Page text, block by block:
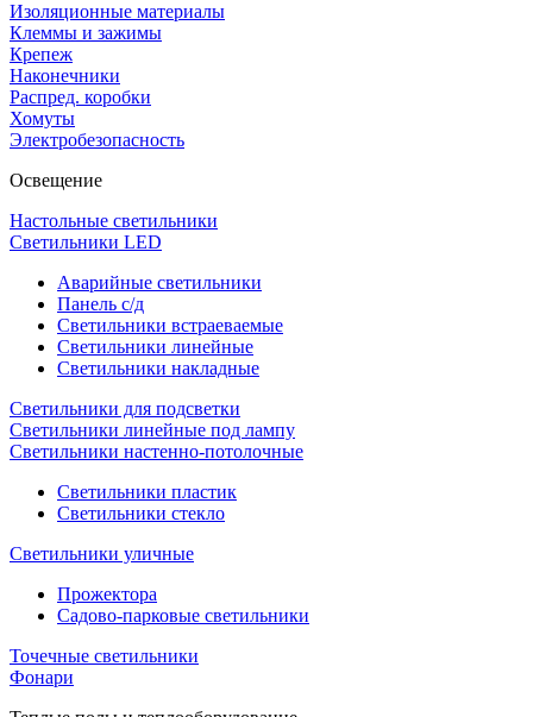
Изоляционные материалы
Клеммы и зажимы
Крепеж
Наконечники
Распред. коробки
Хомуты
Электробезопасность
Освещение
Настольные светильники
Светильники LED
Аварийные светильники
Панель с/д
Светильники встраеваемые
Светильники линейные
Светильники накладные
Светильники для подсветки
Светильники линейные под лампу
Светильники настенно-потолочные
Светильники плаcтик
Светильники стекло
Светильники уличные
Прожектора
Садово-парковые светильники
Точечные светильники
Фонари